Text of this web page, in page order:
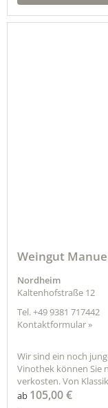
Weingut
Nordheim
Kaltenhofstraße 12
Tel. +49 9381 717442
Kontaktformular »
Wir sind ein noch
Vinothek können Sie
verkosten. Von
ab 105,00 €